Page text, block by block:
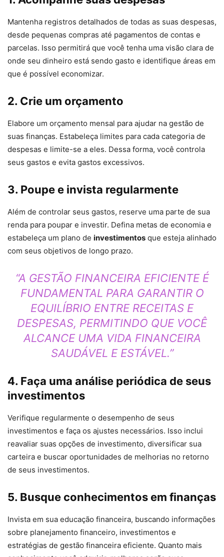
Mantenha registros detalhados de todas as suas despesas,
desde pequenas compras até pagamentos de contas e
parcelas. Isso permitirá que você tenha uma visão clara de
onde seu dinheiro está sendo gasto e identifique áreas em
que é possível economizar.
2. Crie um orçamento
Elabore um orçamento mensal para ajudar na gestão de
suas finanças. Estabeleça limites para cada categoria de
despesas e limite-se a eles. Dessa forma, você controla
seus gastos e evita gastos excessivos.
3. Poupe e invista regularmente
Além de controlar seus gastos, reserve uma parte de sua
renda para poupar e investir. Defina metas de economia e
estabeleça um plano de investimentos que esteja alinhado
com seus objetivos de longo prazo.
“A GESTÃO FINANCEIRA EFICIENTE É
FUNDAMENTAL PARA GARANTIR O
EQUILÍBRIO ENTRE RECEITAS E
DESPESAS, PERMITINDO QUE VOCÊ
ALCANCE UMA VIDA FINANCEIRA
SAUDÁVEL E ESTÁVEL.”
4. Faça uma análise periódica de seus
investimentos
Verifique regularmente o desempenho de seus
investimentos e faça os ajustes necessários. Isso inclui
reavaliar suas opções de investimento, diversificar sua
carteira e buscar oportunidades de melhorias no retorno
de seus investimentos.
5. Busque conhecimentos em finanças
Invista em sua educação financeira, buscando informações
sobre planejamento financeiro, investimentos e
estratégias de gestão financeira eficiente. Quanto mais